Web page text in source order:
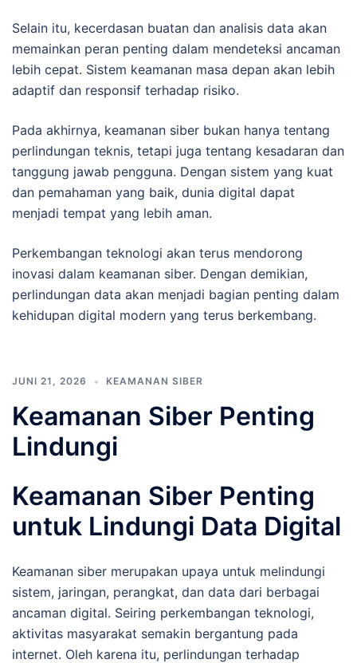
Selain itu, kecerdasan buatan dan analisis data akan
memainkan peran penting dalam mendeteksi ancaman
lebih cepat. Sistem keamanan masa depan akan lebih
adaptif dan responsif terhadap risiko.
Pada akhirnya, keamanan siber bukan hanya tentang
perlindungan teknis, tetapi juga tentang kesadaran dan
tanggung jawab pengguna. Dengan sistem yang kuat
dan pemahaman yang baik, dunia digital dapat
menjadi tempat yang lebih aman.
Perkembangan teknologi akan terus mendorong
inovasi dalam keamanan siber. Dengan demikian,
perlindungan data akan menjadi bagian penting dalam
kehidupan digital modern yang terus berkembang.
JUNI 21, 2026 KEAMANAN SIBER
Keamanan Siber Penting
Lindungi
Keamanan Siber Penting
untuk Lindungi Data Digital
Keamanan siber merupakan upaya untuk melindungi
sistem, jaringan, perangkat, dan data dari berbagai
ancaman digital. Seiring perkembangan teknologi,
aktivitas masyarakat semakin bergantung pada
internet. Oleh karena itu, perlindungan terhadap